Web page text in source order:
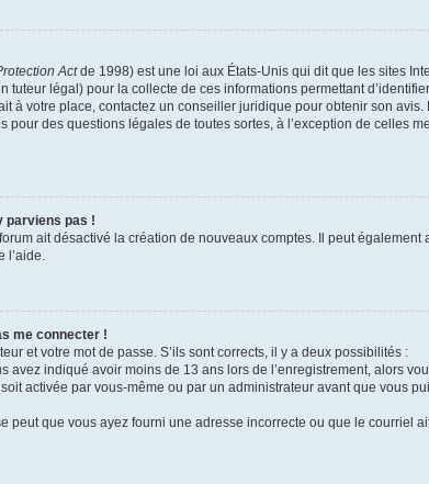
Actde 1998) est une loi aux États-Unis qui dit que les sites
tuteur légal) pour la collecte de ces informations permettant
à votre place, contactez un conseiller juridique pour obtenir son
pour des questions légales de toutes sortes, à l’exception de celles
parviens pas !
ait désactivé la création de nouveaux comptes. Il peut
me connecter !
et votre mot de passe. S’ils sont corrects, il y a deux possibilités :
avez indiqué avoir moins de 13 ans lors de l’enregistrement, alors
activée par vous-même ou par un administrateur avant que vous
peut que vous ayez fourni une adresse incorrecte ou que le courriel